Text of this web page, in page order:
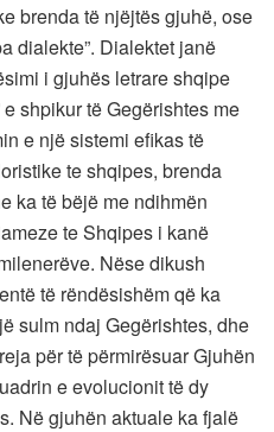
brenda të njëjtës gjuhë, ose
dialekte”. Dialektet janë
i gjuhës letrare shqipe
shpikur të Gegërishtes me
e një sistemi efikas të
te shqipes, brenda
ka të bëjë me ndihmën
te Shqipes i kanë
Nëse dikush
të rëndësishëm që ka
sulm ndaj Gegërishtes, dhe
për të përmirësuar Gjuhën
e evolucionit të dy
Në gjuhën aktuale ka fjalë